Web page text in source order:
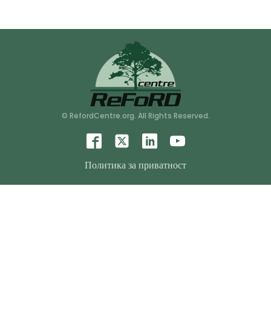
© RefordCentre.org. All Rights Reserved.
Политика за приватност